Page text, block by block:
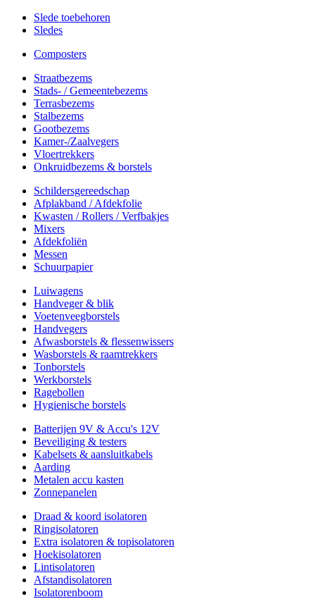
Slede toebehoren
Sledes
Composters
Straatbezems
Stads- / Gemeentebezems
Terrasbezems
Stalbezems
Gootbezems
Kamer-/Zaalvegers
Vloertrekkers
Onkruidbezems & borstels
Schildersgereedschap
Afplakband / Afdekfolie
Kwasten / Rollers / Verfbakjes
Mixers
Afdekfoliën
Messen
Schuurpapier
Luiwagens
Handveger & blik
Voetenveegborstels
Handvegers
Afwasborstels & flessenwissers
Wasborstels & raamtrekkers
Tonborstels
Werkborstels
Ragebollen
Hygienische borstels
Batterijen 9V & Accu's 12V
Beveiliging & testers
Kabelsets & aansluitkabels
Aarding
Metalen accu kasten
Zonnepanelen
Draad & koord isolatoren
Ringisolatoren
Extra isolatoren & topisolatoren
Hoekisolatoren
Lintisolatoren
Afstandisolatoren
Isolatorenboom